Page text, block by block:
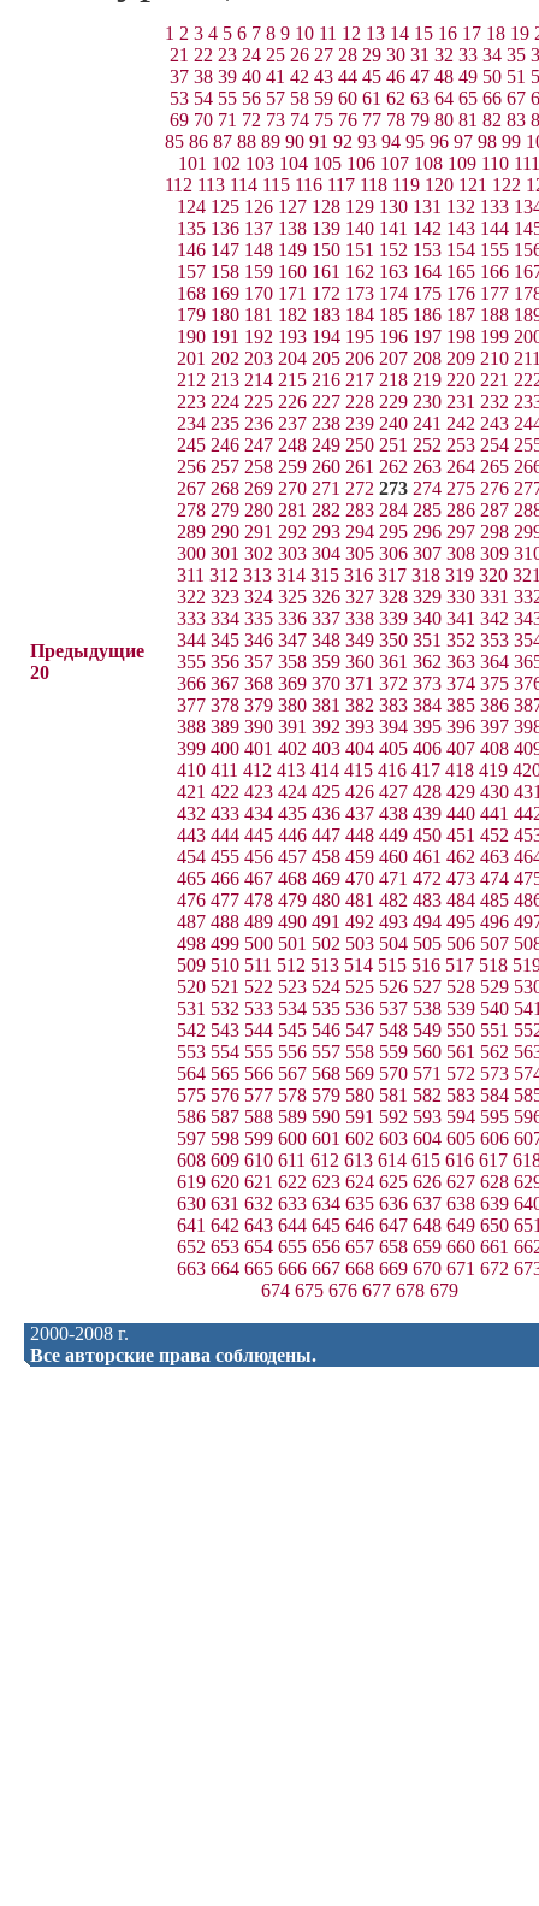
Предыдущие
20
1 2 3 4 5 6 7 8 9 10 11 12 13 14 15 16 17 18 19
21 22 23 24 25 26 27 28 29 30 31 32 33 34 35
37 38 39 40 41 42 43 44 45 46 47 48 49 50 51
53 54 55 56 57 58 59 60 61 62 63 64 65 66 67
69 70 71 72 73 74 75 76 77 78 79 80 81 82 83
85 86 87 88 89 90 91 92 93 94 95 96 97 98 99
101 102 103 104 105 106 107 108 109 110 111
112 113 114 115 116 117 118 119 120 121 122
124 125 126 127 128 129 130 131 132 133
135 136 137 138 139 140 141 142 143 144
146 147 148 149 150 151 152 153 154 155
157 158 159 160 161 162 163 164 165 166
168 169 170 171 172 173 174 175 176 177
179 180 181 182 183 184 185 186 187 188
190 191 192 193 194 195 196 197 198 199
201 202 203 204 205 206 207 208 209 210
212 213 214 215 216 217 218 219 220 221
223 224 225 226 227 228 229 230 231 232
234 235 236 237 238 239 240 241 242 243
245 246 247 248 249 250 251 252 253 254
256 257 258 259 260 261 262 263 264 265
267 268 269 270 271 272 273 274 275 276
278 279 280 281 282 283 284 285 286 287
289 290 291 292 293 294 295 296 297 298
300 301 302 303 304 305 306 307 308 309
311 312 313 314 315 316 317 318 319 320
322 323 324 325 326 327 328 329 330 331
333 334 335 336 337 338 339 340 341 342
344 345 346 347 348 349 350 351 352 353
355 356 357 358 359 360 361 362 363 364
366 367 368 369 370 371 372 373 374 375
377 378 379 380 381 382 383 384 385 386
388 389 390 391 392 393 394 395 396 397
399 400 401 402 403 404 405 406 407 408
410 411 412 413 414 415 416 417 418 419
421 422 423 424 425 426 427 428 429 430
432 433 434 435 436 437 438 439 440 441
443 444 445 446 447 448 449 450 451 452
454 455 456 457 458 459 460 461 462 463
465 466 467 468 469 470 471 472 473 474
476 477 478 479 480 481 482 483 484 485
487 488 489 490 491 492 493 494 495 496
498 499 500 501 502 503 504 505 506 507
509 510 511 512 513 514 515 516 517 518
520 521 522 523 524 525 526 527 528 529
531 532 533 534 535 536 537 538 539 540
542 543 544 545 546 547 548 549 550 551
553 554 555 556 557 558 559 560 561 562
564 565 566 567 568 569 570 571 572 573
575 576 577 578 579 580 581 582 583 584
586 587 588 589 590 591 592 593 594 595
597 598 599 600 601 602 603 604 605 606
608 609 610 611 612 613 614 615 616 617
619 620 621 622 623 624 625 626 627 628
630 631 632 633 634 635 636 637 638 639
641 642 643 644 645 646 647 648 649 650
652 653 654 655 656 657 658 659 660 661
663 664 665 666 667 668 669 670 671 672
674 675 676 677 678 679
2000-2008 г.
Все авторские права соблюдены.